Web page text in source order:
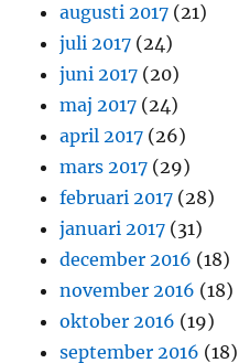
augusti 2017 (21)
juli 2017 (24)
juni 2017 (20)
maj 2017 (24)
april 2017 (26)
mars 2017 (29)
februari 2017 (28)
januari 2017 (31)
december 2016 (18)
november 2016 (18)
oktober 2016 (19)
september 2016 (18)